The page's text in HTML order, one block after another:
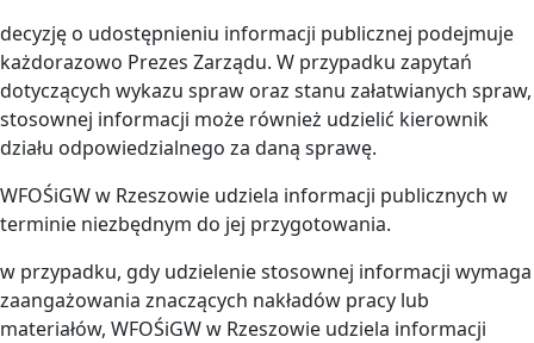
decyzję o udostępnieniu informacji publicznej podejmuje
każdorazowo Prezes Zarządu. W przypadku zapytań
dotyczących wykazu spraw oraz stanu załatwianych spraw,
stosownej informacji może również udzielić kierownik
działu odpowiedzialnego za daną sprawę.
WFOŚiGW w Rzeszowie udziela informacji publicznych w
terminie niezbędnym do jej przygotowania.
w przypadku, gdy udzielenie stosownej informacji wymaga
zaangażowania znaczących nakładów pracy lub
materiałów, WFOŚiGW w Rzeszowie udziela informacji